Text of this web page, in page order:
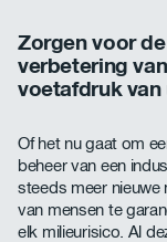
Zorgen voor
verbetering
voetafdruk
Of het nu gaat om
beheer van een
steeds meer nieuwe
van mensen te
elk milieurisico. Al